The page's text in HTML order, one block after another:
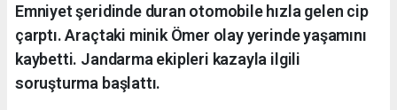
Emniyet şeridinde duran otomobile hızla gelen cip
çarptı. Araçtaki minik Ömer olay yerinde yaşamını
kaybetti. Jandarma ekipleri kazayla ilgili
soruşturma başlattı.